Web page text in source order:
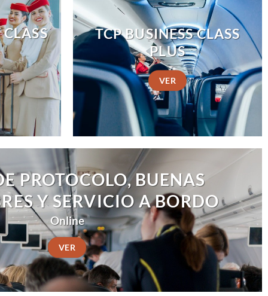
TCP BUSINESS CLASS
PLUS
VER
PROTOCOLO, BUENAS
Y SERVICIO A BORDO
Online
VER